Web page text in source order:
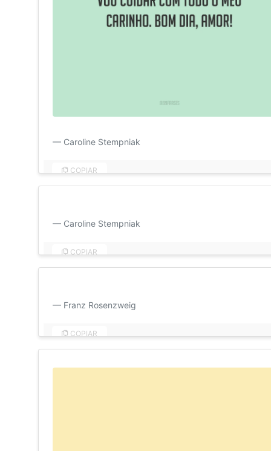
Caroline Stempniak
COPIAR
Caroline Stempniak
COPIAR
Franz Rosenzweig
COPIAR